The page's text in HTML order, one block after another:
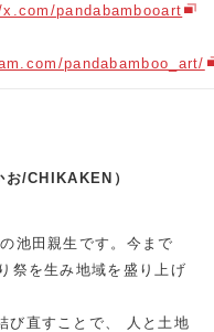
pandabambooart
pandabamboo_art/
/CHIKAKEN）
池田親生です。今まで
祭を生み地域を盛り上げ
び直すことで、 人と土地